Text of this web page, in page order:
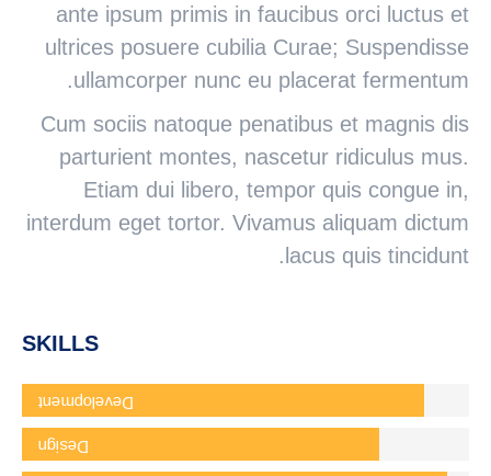
ante ipsum primis in faucibus orci luctus et
ultrices posuere cubilia Curae; Suspendisse
ullamcorper nunc eu placerat fermentum.
Cum sociis natoque penatibus et magnis dis
parturient montes, nascetur ridiculus mus.
Etiam dui libero, tempor quis congue in,
interdum eget tortor. Vivamus aliquam dictum
lacus quis tincidunt.
SKILLS
Development
Design